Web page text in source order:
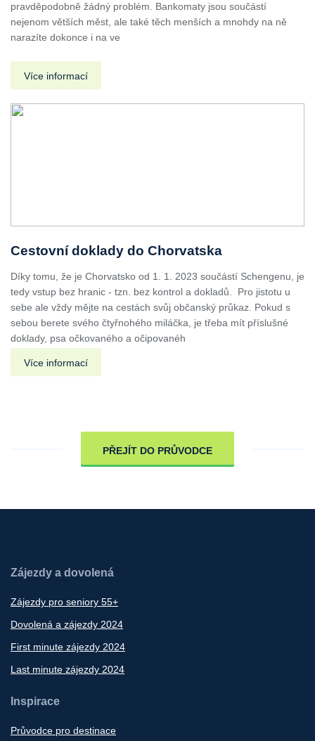
pravděpodobně žádný problém. Bankomaty jsou součástí
nejenom větších měst, ale také těch menších a mnohdy na ně
narazíte dokonce i na ve
Více informací
Cestovní doklady do Chorvatska
Díky tomu, že je Chorvatsko od 1. 1. 2023 součástí Schengenu, je
tedy vstup bez hranic - tzn. bez kontrol a dokladů. Pro jistotu u
sebe ale vždy mějte na cestách svůj občanský průkaz. Pokud s
sebou berete svého čtyřnohého miláčka, je třeba mít příslušné
doklady, psa očkovaného a očipovanéh
Více informací
PŘEJÍT DO PRŮVODCE
Zájezdy a dovolená
Zájezdy pro seniory 55+
Dovolená a zájezdy 2024
First minute zájezdy 2024
Last minute zájezdy 2024
Inspirace
Průvodce pro destinace